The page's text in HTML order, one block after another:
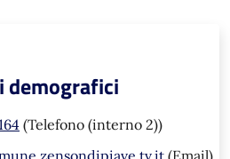
demografici
(Telefono (interno 2))